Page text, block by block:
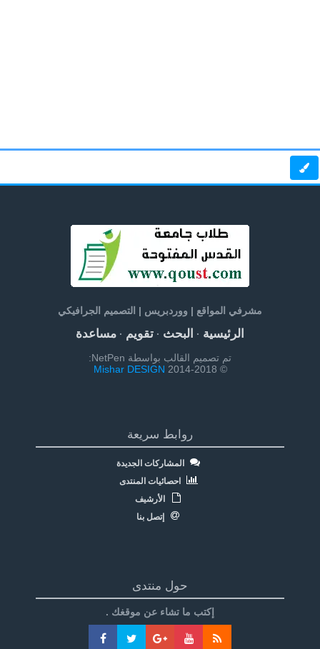
مشرفي المواقع | ووردبريس | التصميم الجرافيكي
الرئيسية· البحث· تقويم· مساعدة
تم تصميم القالب بواسطة NetPen:
© 2014-2018
Mishar DESIGN
روابط سريعة
المشاركات الجديدة
احصائيات المنتدى
الأرشيف
إتصل بنا
حول منتدى
إكتب ما تشاء عن موقغك .